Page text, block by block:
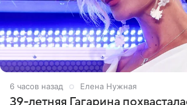
6 часов назад Елена Нужная
39-летняя Гагарина